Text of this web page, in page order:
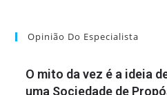
Opinião Do Especialista
O mito da vez é a ideia
uma Sociedade de